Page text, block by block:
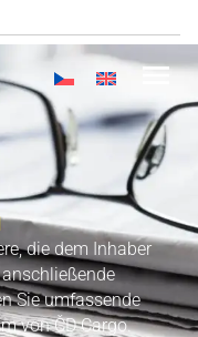
die dem Inhaber
Sie umfassende
von ČD Cargo.